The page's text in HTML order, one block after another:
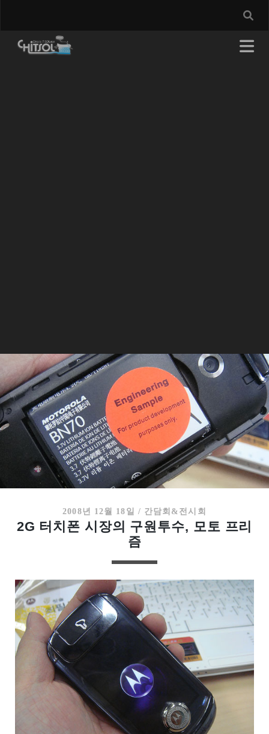
2008년 12월 18일 / 간담회&전시회
2G 터치폰 시장의 구원투수, 모토 프리
즘